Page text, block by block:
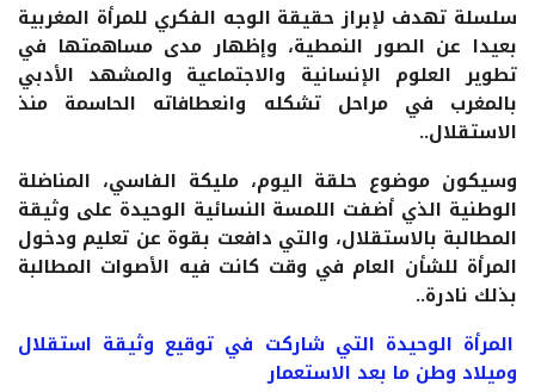
سلسلة تهدف لإبراز حقيقة الوجه الفكري للمرأة المغربية
بعيدا عن الصور النمطية، وإظهار مدى مساهمتها في
تطوير العلوم الإنسانية والاجتماعية والمشهد الأدبي
بالمغرب في مراحل تشكله وانعطافاته الحاسمة منذ
الاستقلال..
وسيكون موضوع حلقة اليوم، مليكة الفاسي، المناضلة
الوطنية الذي أضفت اللمسة النسائية الوحيدة على وثيقة
المطالبة بالاستقلال، والتي دافعت بقوة عن تعليم ودخول
المرأة للشأن العام في وقت كانت فيه الأصوات المطالبة
بذلك نادرة..
المرأة الوحيدة التي شاركت في توقيع وثيقة استقلال
وميلاد وطن ما بعد الاستعمار